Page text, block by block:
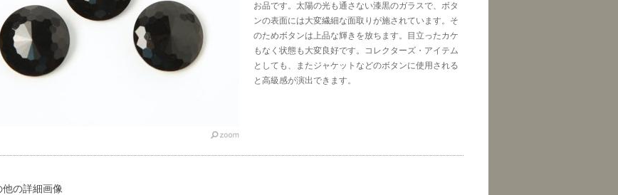
お品です。太陽の光も通さない漆黒のガラスで、ボタ
ンの表面には大変繊細な面取りが施されています。そ
のためボタンは上品な輝きを放ちます。目立ったカケ
もなく状態も大変良好です。コレクターズ・アイテム
としても、またジャケットなどのボタンに使用される
と高級感が演出できます。
他の詳細画像